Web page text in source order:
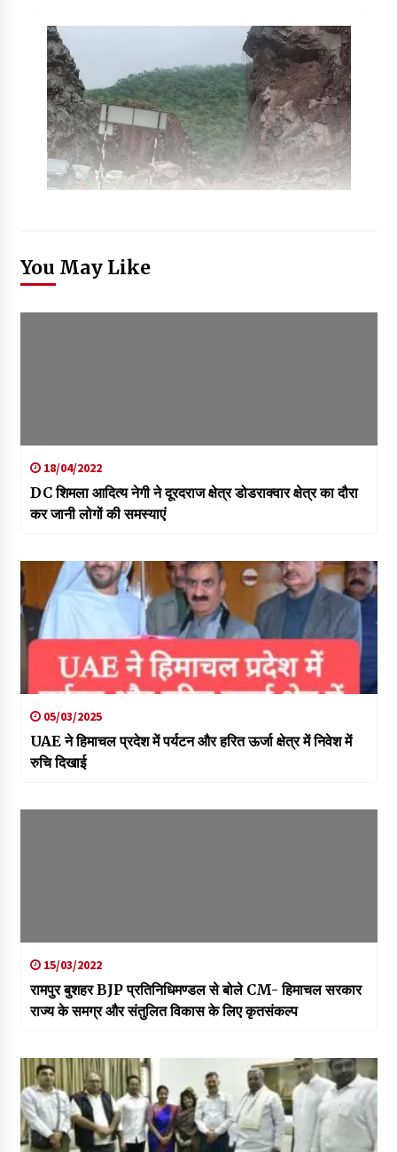
You May Like
18/04/2022
DC शिमला आदित्य नेगी ने दूरदराज क्षेत्र डोडराक्वार क्षेत्र का दौरा
कर जानी लोगों की समस्याएं
05/03/2025
UAE ने हिमाचल प्रदेश में पर्यटन और हरित ऊर्जा क्षेत्र में निवेश में
रुचि दिखाई
15/03/2022
रामपुर बुशहर BJP प्रतिनिधिमण्डल से बोले CM- हिमाचल सरकार
राज्य के समग्र और संतुलित विकास के लिए कृतसंकल्प